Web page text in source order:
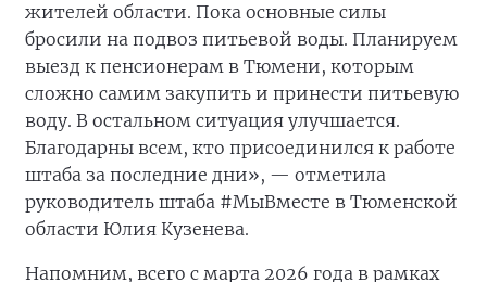
жителей области. Пока основные силы
бросили на подвоз питьевой воды. Планируем
выезд к пенсионерам в Тюмени, которым
сложно самим закупить и принести питьевую
воду. В остальном ситуация улучшается.
Благодарны всем, кто присоединился к работе
штаба за последние дни», — отметила
руководитель штаба #МыВместе в Тюменской
области Юлия Кузенева.
Напомним, всего с марта 2026 года в рамках